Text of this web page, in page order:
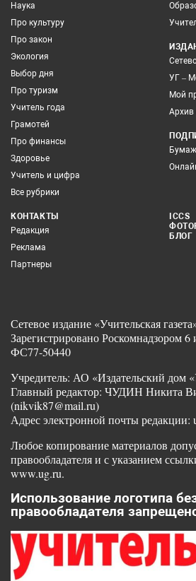
Наука
Про культуру
Про закон
Экология
Выбор дня
Про туризм
Учитель года
Грамотей
Про финансы
Здоровье
Учитель и цифра
Все рубрики
УГ –
Мой
Архив
КОНТАКТЫ
Редакция
Реклама
Партнеры
ICCS
БЛОГ
Сетевое издание «Учительская
Зарегистрировано Роскомнадзором
ФС77-50440
Учредитель: АО «Издательский дом
Главный редактор: ЧУДИН Никита
(nikvik87@mail.ru)
Адрес электронной почты редакции:
Любое копирование материалов
правообладателя и с указанием
www.ug.ru.
Использование логотипа
правообладателя